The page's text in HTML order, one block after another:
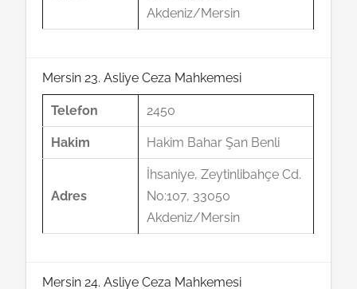
Akdeniz/Mersin
Mersin 23. Asliye Ceza Mahkemesi
Telefon 2450
Hakim Hakim Bahar Şan Benli
Adres
İhsaniye, Zeytinlibahçe Cd.
No:107, 33050
Akdeniz/Mersin
Mersin 24. Asliye Ceza Mahkemesi